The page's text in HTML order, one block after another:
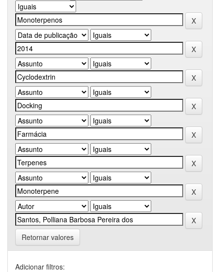
Retornar valores
Adicionar filtros: